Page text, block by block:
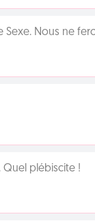
Sexe. Nous ne
plébiscite !